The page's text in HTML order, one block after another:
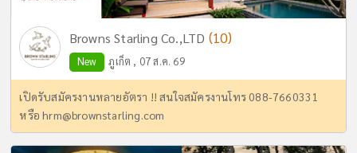
Browns Starling Co.,LTD (10)
New ภูเก็ต , 07 ส.ค. 69
เปิดรับสมัครงานหลายอัตรา !! สนใจสมัครงานโทร 088-7660331
หรือhrm@brownstarling.com